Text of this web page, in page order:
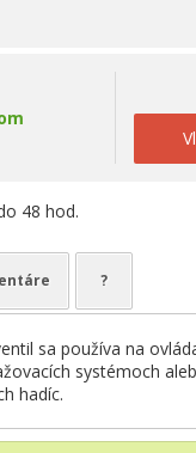
48 hod.
?
sa používa na
systémoch
hadíc.